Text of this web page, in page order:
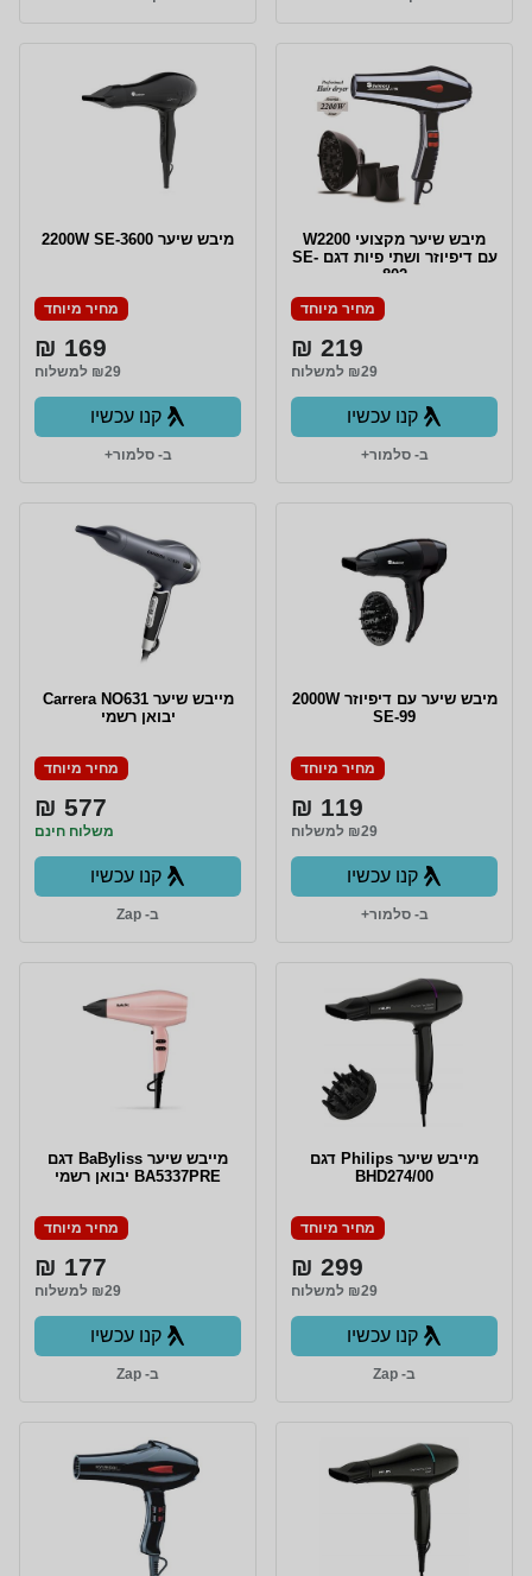
מיבש שיער מקצועי W2200
עם דיפיוזר ושתי פיות דגם SE-
802
מחיר מיוחד
219 ₪
₪29 למשלוח
קנו עכשיו
ב- סלמור+
מיבש שיער 2200W SE-3600
מחיר מיוחד
169 ₪
₪29 למשלוח
קנו עכשיו
ב- סלמור+
מיבש שיער עם דיפיוזר 2000W
SE-99
מחיר מיוחד
119 ₪
₪29 למשלוח
קנו עכשיו
ב- סלמור+
מייבש שיער Carrera NO631
יבואן רשמי
מחיר מיוחד
577 ₪
משלוח חינם
קנו עכשיו
ב- Zap
מייבש שיער Philips דגם
BHD274/00
מחיר מיוחד
299 ₪
₪29 למשלוח
קנו עכשיו
ב- Zap
מייבש שיער BaByliss דגם
BA5337PRE יבואן רשמי
מחיר מיוחד
177 ₪
₪29 למשלוח
קנו עכשיו
ב- Zap